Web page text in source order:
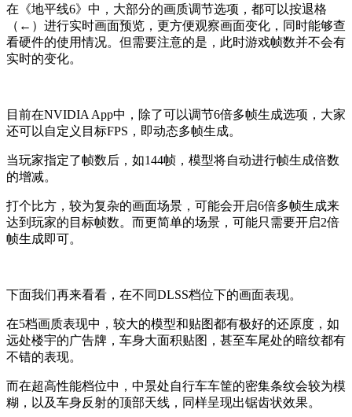
在《地平线6》中，大部分的画质调节选项，都可以按退格
（←）进行实时画面预览，更方便观察画面变化，同时能够查
看硬件的使用情况。但需要注意的是，此时游戏帧数并不会有
实时的变化。
目前在NVIDIA App中，除了可以调节6倍多帧生成选项，大家
还可以自定义目标FPS，即动态多帧生成。
当玩家指定了帧数后，如144帧，模型将自动进行帧生成倍数
的增减。
打个比方，较为复杂的画面场景，可能会开启6倍多帧生成来
达到玩家的目标帧数。而更简单的场景，可能只需要开启2倍
帧生成即可。
下面我们再来看看，在不同DLSS档位下的画面表现。
在5档画质表现中，较大的模型和贴图都有极好的还原度，如
远处楼宇的广告牌，车身大面积贴图，甚至车尾处的暗纹都有
不错的表现。
而在超高性能档位中，中景处自行车车筐的密集条纹会较为模
糊，以及车身反射的顶部天线，同样呈现出锯齿状效果。